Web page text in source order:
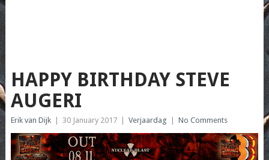
HAPPY BIRTHDAY STEVE
AUGERI
Erik van Dijk 30 January 2017 Verjaardag No Comments